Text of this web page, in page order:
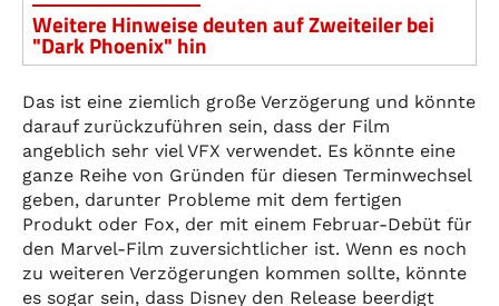
Weitere Hinweise deuten auf Zweiteiler bei
"Dark Phoenix" hin
Das ist eine ziemlich große Verzögerung und könnte
darauf zurückzuführen sein, dass der Film
angeblich sehr viel VFX verwendet. Es könnte eine
ganze Reihe von Gründen für diesen Terminwechsel
geben, darunter Probleme mit dem fertigen
Produkt oder Fox, der mit einem Februar-Debüt für
den Marvel-Film zuversichtlicher ist. Wenn es noch
zu weiteren Verzögerungen kommen sollte, könnte
es sogar sein, dass Disney den Release beerdigt